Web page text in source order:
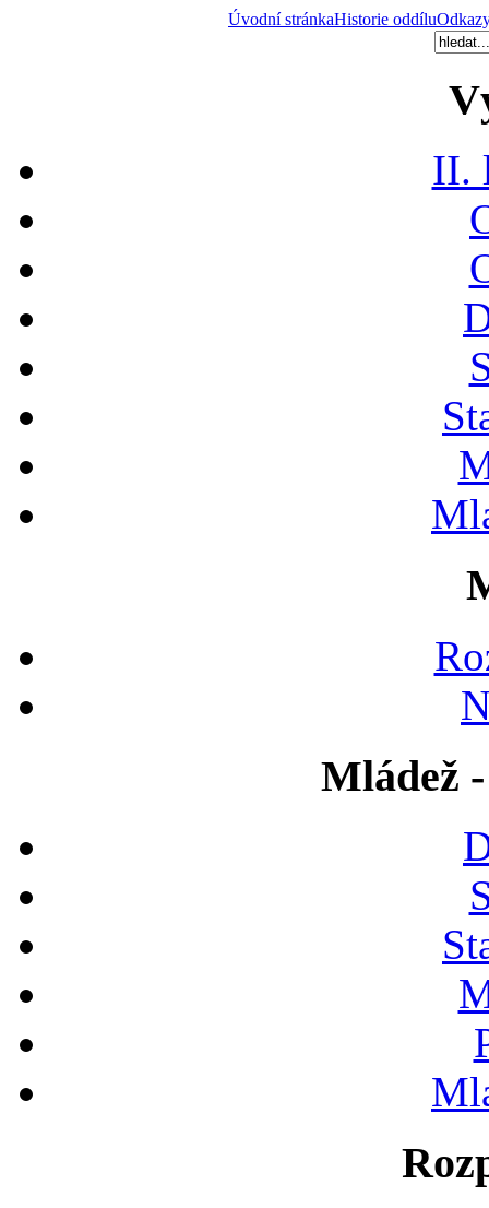
Úvodní stránkaHistorie oddílu
II.
Mládež